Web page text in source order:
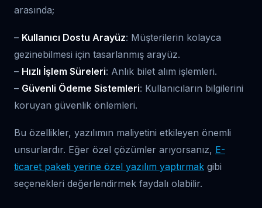
arasında;
– Kullanıcı Dostu Arayüz: Müşterilerin kolayca
gezinebilmesi için tasarlanmış arayüz.
– Hızlı İşlem Süreleri: Anlık bilet alım işlemleri.
– Güvenli Ödeme Sistemleri: Kullanıcıların bilgilerini
koruyan güvenlik önlemleri.
Bu özellikler, yazılımın maliyetini etkileyen önemli
unsurlardır. Eğer özel çözümler arıyorsanız, E-
ticaret paketi yerine özel yazılım yaptırmak gibi
seçenekleri değerlendirmek faydalı olabilir.